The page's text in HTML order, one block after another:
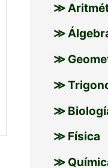
≫
≫
≫
≫
≫
≫ Física
≫